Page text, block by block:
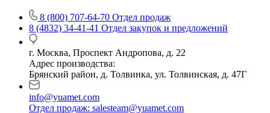
8 (800) 707-64-70 Отдел продаж
8 (4832) 34-41-41 Отдел закупок и предложений
г. Москва, Проспект Андропова, д. 22
Адрес производства:
Брянский район, д. Толвинка, ул. Толвинская, д. 47Г
info@yuamet.com
Отдел продаж: salesteam@yuamet.com